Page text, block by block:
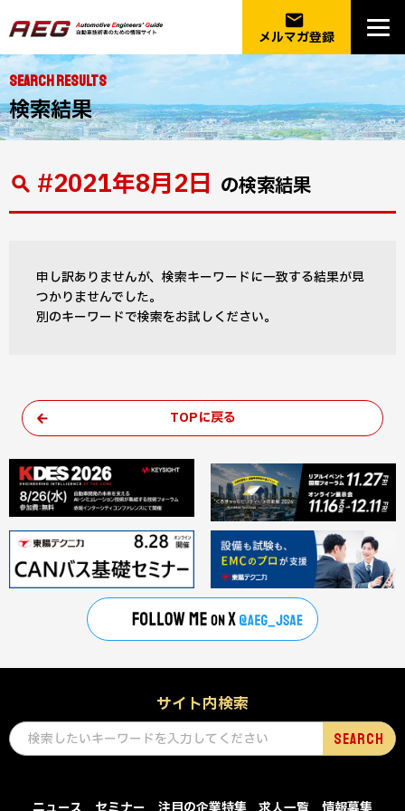
email
メルマガ登録
SEARCH RESULTS
検索結果
#2021年8月2日 の検索結果
申し訳ありませんが、検索キーワードに一致する結果が見
つかりませんでした。
別のキーワードで検索をお試しください。
TOPに戻る
サイト内検索